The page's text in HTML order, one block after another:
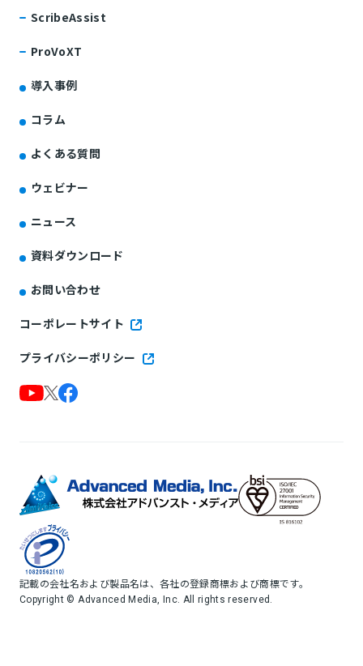
ScribeAssist
ProVoXT
導入事例
コラム
よくある質問
ウェビナー
ニュース
資料ダウンロード
お問い合わせ
コーポレートサイト
プライバシーポリシー
記載の会社名および製品名は、各社の登録商標および商標です。
Copyright © Advanced Media, Inc. All rights reserved.